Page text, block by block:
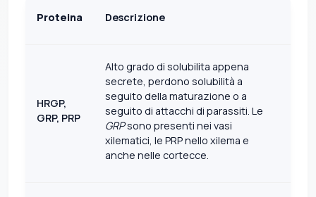
Proteina Descrizione
HRGP,
GRP, PRP
Alto grado di solubilita appena
secrete, perdono solubilità a
seguito della maturazione o a
seguito di attacchi di parassiti. Le
GRPsono presenti nei vasi
xilematici, le PRP nello xilema e
anche nelle cortecce.